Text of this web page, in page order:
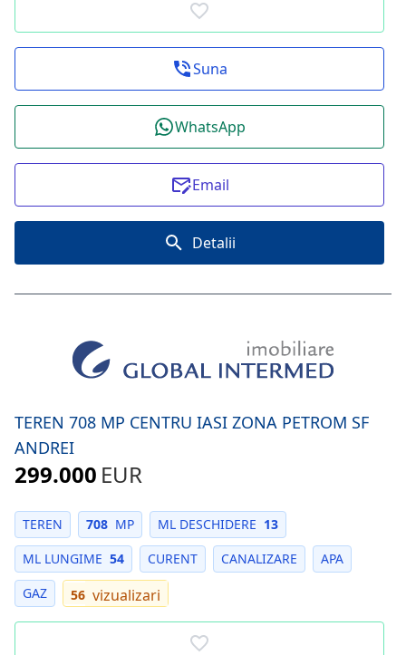
Suna
WhatsApp
Email
Detalii
TEREN 708 MP CENTRU IASI ZONA PETROM SF
ANDREI
299.000 EUR
TEREN MP
708 ML DESCHIDERE 13
ML LUNGIME 54 CURENT CANALIZARE
APA
GAZ
vizualizari
56